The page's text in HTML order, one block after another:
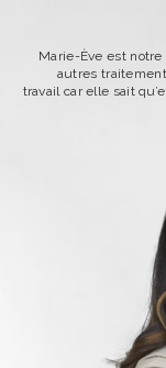
Marie-Ève est
autres
travail car elle sait